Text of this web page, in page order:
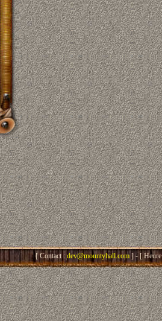
[ Contact : dev@mountyhall.com] - [ Heure